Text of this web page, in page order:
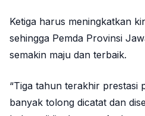
Ketiga harus meningkatkan
sehingga Pemda Provinsi
semakin maju dan terbaik.
“Tiga tahun terakhir prestasi
banyak tolong dicatat dan